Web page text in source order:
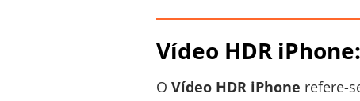
Vídeo HDR
O Vídeo HDR iPhone refere-